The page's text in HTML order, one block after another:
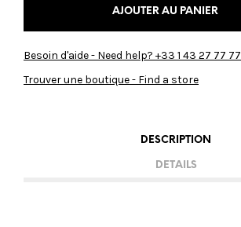
AJOUTER AU PANIER
Besoin d'aide - Need help? +33 1 43 27 77 77
Trouver une boutique - Find a store
DESCRIPTION
DETAILS